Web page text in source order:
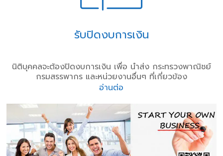
รับปิดงบการเงิน
นิติบุคคลจะต้องปิดงบการเงิน เพื่อ นำส่ง กระทรวงพาณิชย์
กรมสรรพากร และหน่วยงานอื่นๆ ที่เกี่ยวข้อง
อ่านต่อ